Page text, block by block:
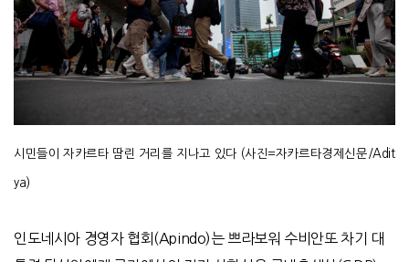
시민들이 자카르타 땀린 거리를 지나고 있다 (사진=자카르타경제신문/Adit
ya)
인도네시아 경영자 협회 (Apindo)는 쁘라보워 수비안또 차기 대